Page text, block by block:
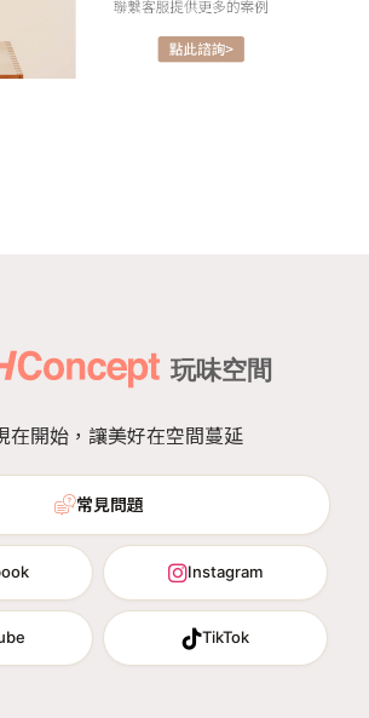
在開始，讓美好在空間蔓延
常見問題
Instagram
TikTok